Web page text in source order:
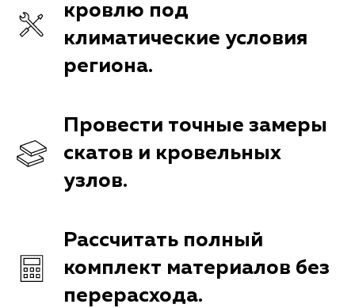
кровлю под
климатические условия
региона.
Провести точные замеры
скатов и кровельных
узлов.
Рассчитать полный
комплект материалов без
перерасхода.